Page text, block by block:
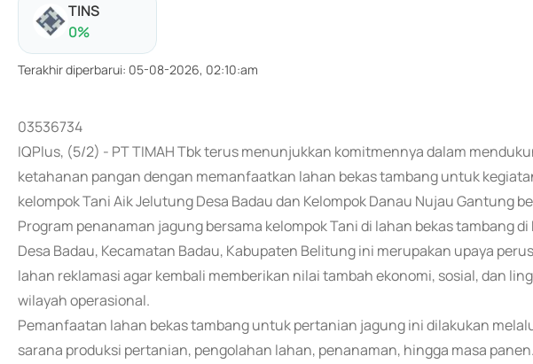
TINS
0%
Terakhir diperbarui: 05-08-2026, 02:10:am
03536734
IQPlus, (5/2) - PT TIMAH Tbk terus menunjukkan komitmennya dalam
ketahanan pangan dengan memanfaatkan lahan bekas tambang untuk
kelompok Tani Aik Jelutung Desa Badau dan Kelompok Danau Nujau Gantung
Program penanaman jagung bersama kelompok Tani di lahan bekas tambang
Desa Badau, Kecamatan Badau, Kabupaten Belitung ini merupakan upaya
lahan reklamasi agar kembali memberikan nilai tambah ekonomi, sosial, dan
wilayah operasional.
Pemanfaatan lahan bekas tambang untuk pertanian jagung ini dilakukan
sarana produksi pertanian, pengolahan lahan, penanaman, hingga masa panen.